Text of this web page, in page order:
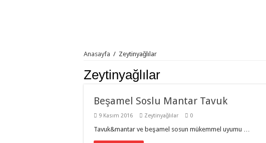
Anasayfa / Zeytinyağlılar
Zeytinyağlılar
Beşamel Soslu Mantar Tavuk
9 Kasım 2016 Zeytinyağlılar 0
Tavuk&mantar ve beşamel sosun mükemmel uyumu …